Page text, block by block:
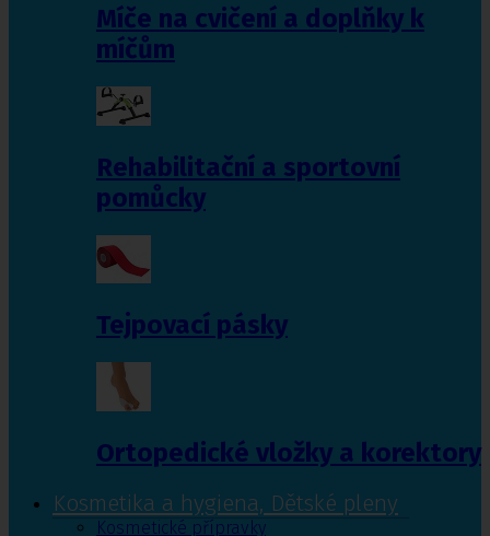
Míče na cvičení a doplňky k
míčům
Rehabilitační a sportovní
pomůcky
Tejpovací pásky
Ortopedické vložky a korektory
Kosmetika a hygiena, Dětské pleny
Kosmetické přípravky